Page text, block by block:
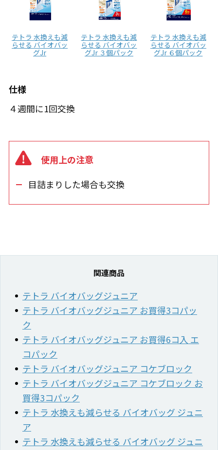
テトラ 水換えも減
らせる バイオバッ
グJr
テトラ 水換えも減
らせる バイオバッ
グJr ３個パック
テトラ 水換えも減
らせる バイオバッ
グJr ６個パック
仕様
４週間に1回交換
使用上の注意
目詰まりした場合も交換
関連商品
テトラ バイオバッグジュニア
テトラ バイオバッグジュニア お買得3コパッ
ク
テトラ バイオバッグジュニア お買得6コ入 エ
コパック
テトラ バイオバッグジュニア コケブロック
テトラ バイオバッグジュニア コケブロック お
買得3コパック
テトラ 水換えも減らせる バイオバッグ ジュニ
ア
テトラ 水換えも減らせる バイオバッグ ジュニ